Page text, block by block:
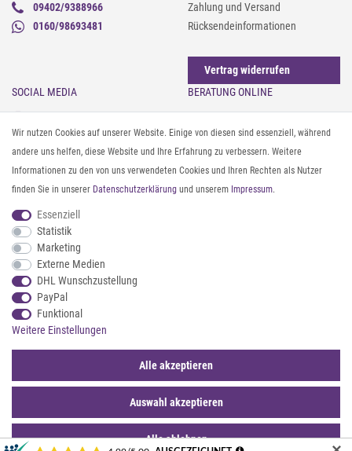
09402/9388966
0160/98693481
Zahlung und Versand
Rücksendeinformationen
Vertrag widerrufen
SOCIAL MEDIA
Facebook
Pinterest
Twitter
Youtube
Threads
BERATUNG ONLINE
Sonnenbrillen & UV-Schutz
Textilpflege
Textil- und Material-Guide
Geldbörse richtig organisieren
ZAHLUNG & VERSAND
Wir nutzen Cookies auf unserer Website. Einige von diesen sind essenziell, während
andere uns helfen, diese Website und Ihre Erfahrung zu verbessern. Weitere
Informationen zu den von uns verwendeten Cookies und Ihren Rechten als Nutzer
finden Sie in unserer Daten­schutz­erklärung und unserem Impressum.
Essenziell
Statistik
Marketing
Externe Medien
DHL Wunschzustellung
PayPal
Funktional
Weitere Einstellungen
Auswahl akzeptieren
Alle ablehnen
Alle akzeptieren
© 2026 styleBREAKER | Alle Rechte vorbehalten. |
*Sternchentexte und rechtliche Hinweise